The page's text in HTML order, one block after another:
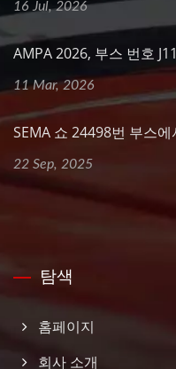
16 Jul, 2026
AMPA 2026, 부스 번호
11 Mar, 2026
SEMA 쇼 24498번 부스
22 Sep, 2025
탐색
홈페이지
회사 소개